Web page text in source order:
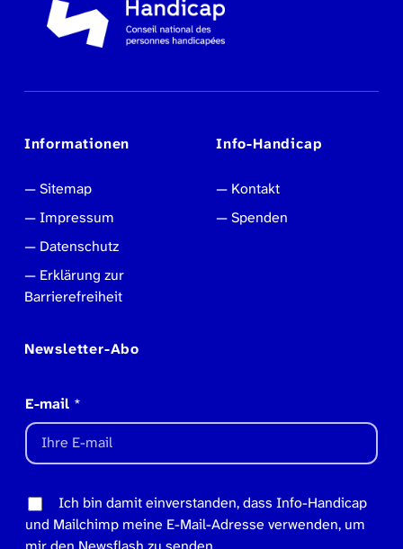
Informationen
Sitemap
Impressum
Datenschutz
Erklärung zur
Barrierefreiheit
Info-Handicap
Kontakt
Spenden
Newsletter-Abo
E-mail *
Ich bin damit einverstanden, dass Info-Handicap
und Mailchimp meine E-Mail-Adresse verwenden, um